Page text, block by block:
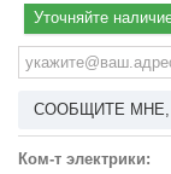
Уточняйте
СООБЩИТЕ МНЕ,
Ком-т электрики: